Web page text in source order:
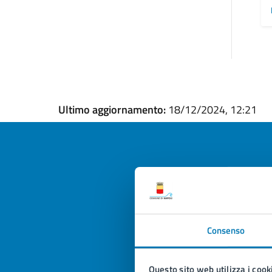
Consenso
Ultimo aggiornamento: 18/12/2024, 12:21
Valuta